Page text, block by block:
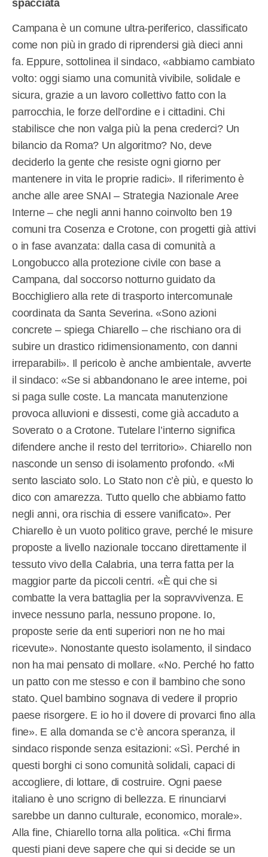
spacciata
Campana è un comune ultra-periferico, classificato
come non più in grado di riprendersi già dieci anni
fa. Eppure, sottolinea il sindaco, «abbiamo cambiato
volto: oggi siamo una comunità vivibile, solidale e
sicura, grazie a un lavoro collettivo fatto con la
parrocchia, le forze dell’ordine e i cittadini. Chi
stabilisce che non valga più la pena crederci? Un
bilancio da Roma? Un algoritmo? No, deve
deciderlo la gente che resiste ogni giorno per
mantenere in vita le proprie radici». Il riferimento è
anche alle aree SNAI – Strategia Nazionale Aree
Interne – che negli anni hanno coinvolto ben 19
comuni tra Cosenza e Crotone, con progetti già attivi
o in fase avanzata: dalla casa di comunità a
Longobucco alla protezione civile con base a
Campana, dal soccorso notturno guidato da
Bocchigliero alla rete di trasporto intercomunale
coordinata da Santa Severina. «Sono azioni
concrete – spiega Chiarello – che rischiano ora di
subire un drastico ridimensionamento, con danni
irreparabili». Il pericolo è anche ambientale, avverte
il sindaco: «Se si abbandonano le aree interne, poi
si paga sulle coste. La mancata manutenzione
provoca alluvioni e dissesti, come già accaduto a
Soverato o a Crotone. Tutelare l’interno significa
difendere anche il resto del territorio». Chiarello non
nasconde un senso di isolamento profondo. «Mi
sento lasciato solo. Lo Stato non c’è più, e questo lo
dico con amarezza. Tutto quello che abbiamo fatto
negli anni, ora rischia di essere vanificato». Per
Chiarello è un vuoto politico grave, perché le misure
proposte a livello nazionale toccano direttamente il
tessuto vivo della Calabria, una terra fatta per la
maggior parte da piccoli centri. «È qui che si
combatte la vera battaglia per la sopravvivenza. E
invece nessuno parla, nessuno propone. Io,
proposte serie da enti superiori non ne ho mai
ricevute». Nonostante questo isolamento, il sindaco
non ha mai pensato di mollare. «No. Perché ho fatto
un patto con me stesso e con il bambino che sono
stato. Quel bambino sognava di vedere il proprio
paese risorgere. E io ho il dovere di provarci fino alla
fine». E alla domanda se c’è ancora speranza, il
sindaco risponde senza esitazioni: «Sì. Perché in
questi borghi ci sono comunità solidali, capaci di
accogliere, di lottare, di costruire. Ogni paese
italiano è uno scrigno di bellezza. E rinunciarvi
sarebbe un danno culturale, economico, morale».
Alla fine, Chiarello torna alla politica. «Chi firma
questi piani deve sapere che qui si decide se un